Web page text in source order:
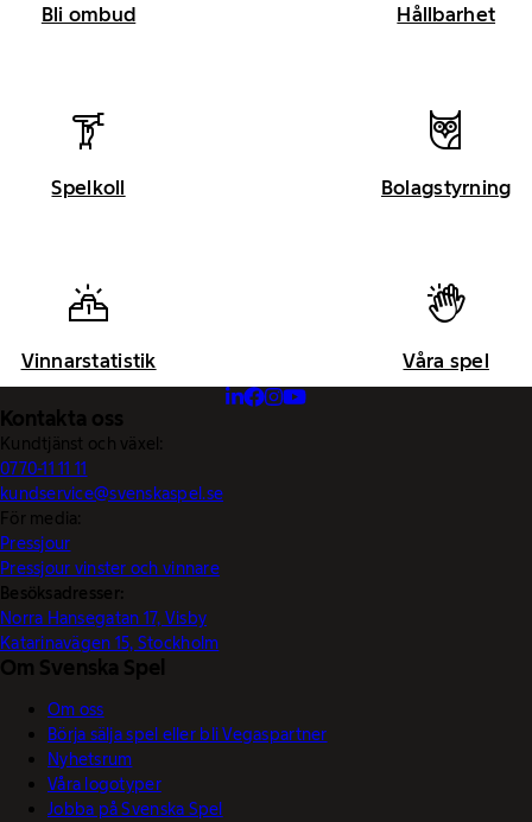
Bli ombud Hållbarhet
Spelkoll Bolagstyrning
Vinnarstatistik Våra spel
Kontakta oss
Kundtjänst och växel:
0770-11 11 11
kundservice@svenskaspel.se
För media:
Pressjour
Pressjour vinster och vinnare
Besöksadresser:
Norra Hansegatan 17, Visby
Katarinavägen 15, Stockholm
Om Svenska Spel
Om oss
Börja sälja spel eller bli Vegaspartner
Nyhetsrum
Våra logotyper
Jobba på Svenska Spel